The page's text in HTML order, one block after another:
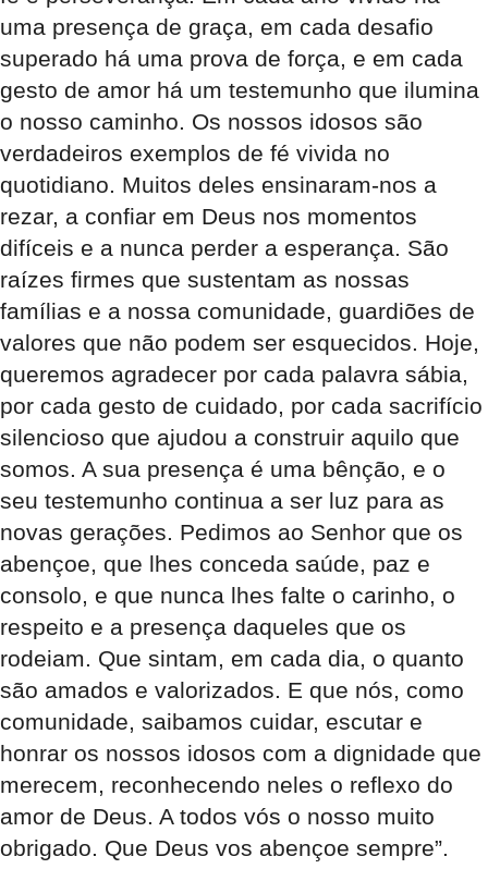
uma presença de graça, em cada desafio
superado há uma prova de força, e em cada
gesto de amor há um testemunho que ilumina
o nosso caminho. Os nossos idosos são
verdadeiros exemplos de fé vivida no
quotidiano. Muitos deles ensinaram-nos a
rezar, a confiar em Deus nos momentos
difíceis e a nunca perder a esperança. São
raízes firmes que sustentam as nossas
famílias e a nossa comunidade, guardiões de
valores que não podem ser esquecidos. Hoje,
queremos agradecer por cada palavra sábia,
por cada gesto de cuidado, por cada sacrifício
silencioso que ajudou a construir aquilo que
somos. A sua presença é uma bênção, e o
seu testemunho continua a ser luz para as
novas gerações. Pedimos ao Senhor que os
abençoe, que lhes conceda saúde, paz e
consolo, e que nunca lhes falte o carinho, o
respeito e a presença daqueles que os
rodeiam. Que sintam, em cada dia, o quanto
são amados e valorizados. E que nós, como
comunidade, saibamos cuidar, escutar e
honrar os nossos idosos com a dignidade que
merecem, reconhecendo neles o reflexo do
amor de Deus. A todos vós o nosso muito
obrigado. Que Deus vos abençoe sempre”.